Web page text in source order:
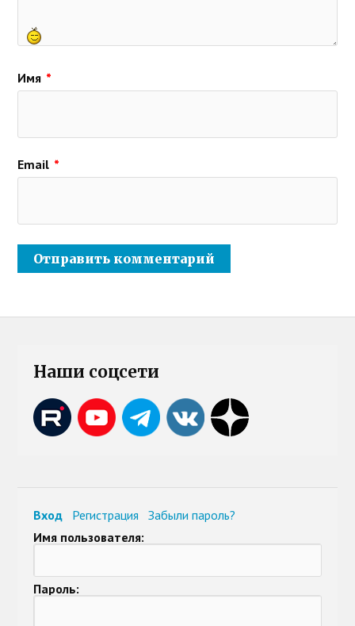
Имя *
Email *
Наши соцсети
Вход Регистрация
Забыли пароль?
Имя пользователя:
Пароль: